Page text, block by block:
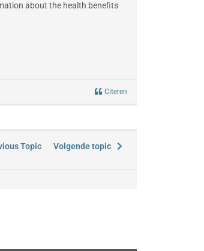
about the health benefits
Citeren
Topic Volgende topic